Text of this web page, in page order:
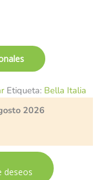
Etiqueta: Bella Italia
2026
deseos